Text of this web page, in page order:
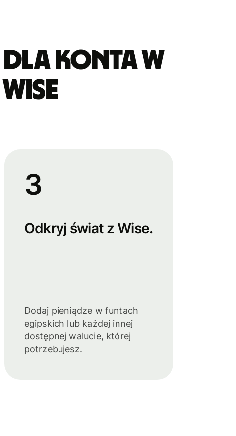
konta w
3
Odkryj świat z Wise.
Dodaj pieniądze w funtach
egipskich lub każdej innej
dostępnej walucie, której
potrzebujesz.